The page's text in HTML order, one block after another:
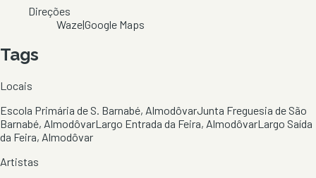
Direções
Waze|Google Maps
Tags
Locais
Escola Primária de S. Barnabé, AlmodôvarJunta Freguesia de São
Barnabé, AlmodôvarLargo Entrada da Feira, AlmodôvarLargo Saída
da Feira, Almodôvar
Artistas